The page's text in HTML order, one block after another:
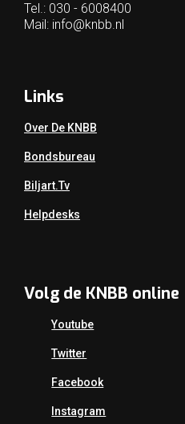
Tel.: 030 - 6008400
Mail: info@knbb.nl
Links
Over De KNBB
Bondsbureau
Biljart.tv
Helpdesks
Volg de KNBB online
Youtube
Twitter
Facebook
Instagram